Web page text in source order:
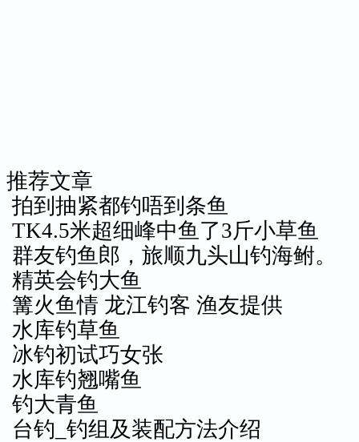
推荐文章
拍到抽紧都钓唔到条鱼
TK4.5米超细峰中鱼了3斤小草鱼
群友钓鱼郎，旅顺九头山钓海鲋。
精英会钓大鱼
篝火鱼情 龙江钓客 渔友提供
水库钓草鱼
冰钓初试巧女张
水库钓翘嘴鱼
钓大青鱼
台钓_钓组及装配方法介绍